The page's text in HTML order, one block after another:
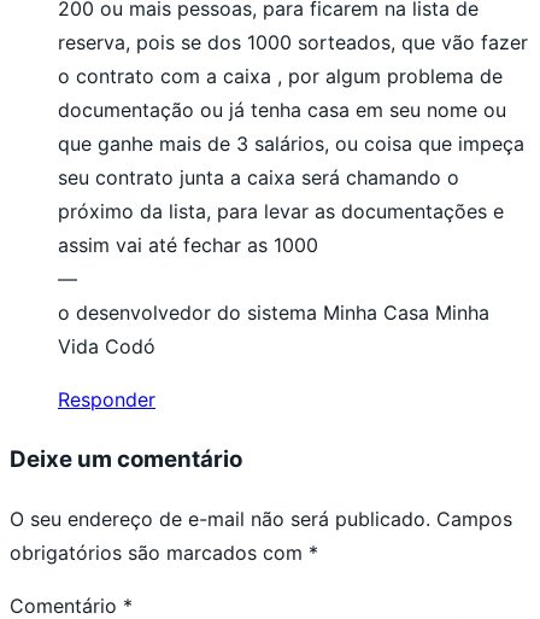
200 ou mais pessoas, para ficarem na lista de
reserva, pois se dos 1000 sorteados, que vão fazer
o contrato com a caixa , por algum problema de
documentação ou já tenha casa em seu nome ou
que ganhe mais de 3 salários, ou coisa que impeça
seu contrato junta a caixa será chamando o
próximo da lista, para levar as documentações e
assim vai até fechar as 1000
—
o desenvolvedor do sistema Minha Casa Minha
Vida Codó
Responder
Deixe um comentário
O seu endereço de e-mail não será publicado. Campos
obrigatórios são marcados com *
Comentário *